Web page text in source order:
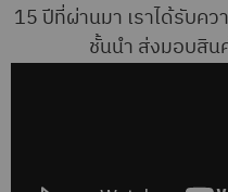
15 ปีที่ผ่านมา เราได้รับคว
ชั้นนำ ส่งมอบสิน